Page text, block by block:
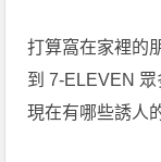
打算窩在家裡的
到 7-ELEVEN
現在有哪些誘人